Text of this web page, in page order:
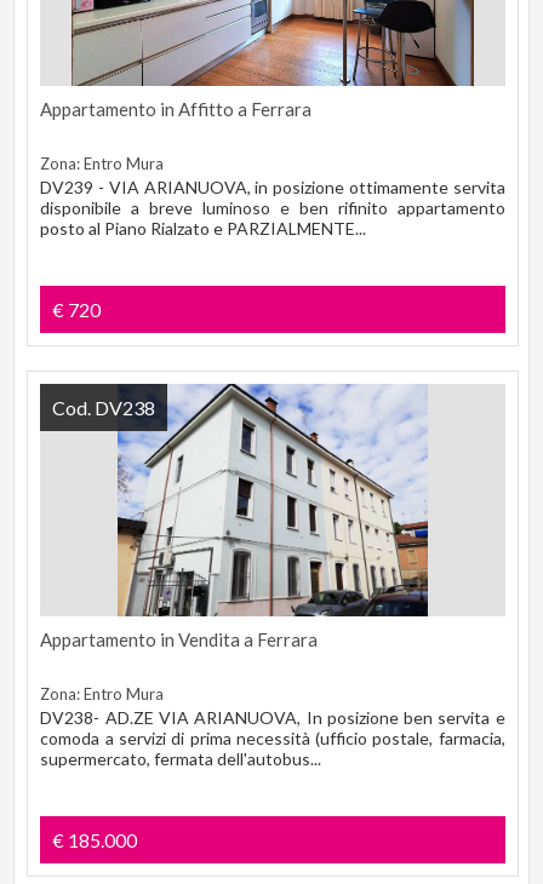
Appartamento in Affitto a Ferrara
Zona: Entro Mura
DV239 - VIA ARIANUOVA, in posizione ottimamente servita
disponibile a breve luminoso e ben rifinito appartamento
posto al Piano Rialzato e PARZIALMENTE...
€ 720
Appartamento in Vendita a Ferrara
Zona: Entro Mura
DV238- AD.ZE VIA ARIANUOVA, In posizione ben servita e
comoda a servizi di prima necessità (ufficio postale, farmacia,
supermercato, fermata dell'autobus...
€ 185.000
Cod. DV238